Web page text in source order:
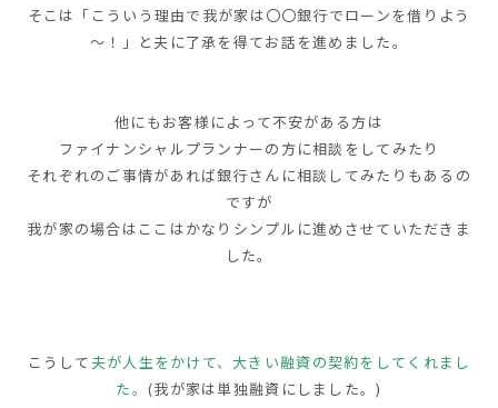
そこは 「こういう理由で我が家は〇〇銀行でローンを借りよう
～！」
と夫に了承を得てお話を進めました。
他にもお客様によって不安がある方は
ファイナンシャルプランナーの方に相談をしてみたり
それぞれのご事情があれば銀行さんに相談してみたりもあるの
ですが
我が家の場合はここはかなりシンプルに進めさせていただきま
した。
こうして夫が人生をかけて、大きい融資の契約をしてくれまし
た。(我が家は単独融資にしました。)